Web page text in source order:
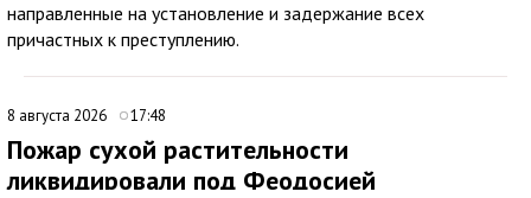
направленные на установление и задержание всех
причастных к преступлению.
8 августа 2026 17:48
Пожар сухой растительности
ликвидировали под Феодосией